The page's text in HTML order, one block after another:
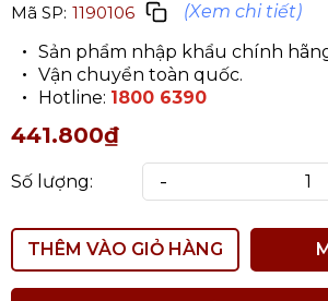
Mã SP: 1190106
(Xem chi tiết)
Sản phẩm nhập khẩu chính
Vận chuyển toàn quốc.
Hotline: 1800 6390
441.800₫
Số lượng: -
THÊM VÀO GIỎ HÀNG